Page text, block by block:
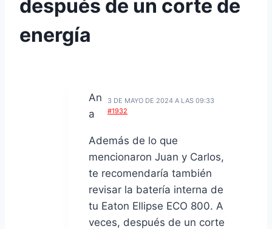
después de un corte de
energía
An
a
3 DE MAYO DE 2024 A LAS 09:33
#1932
Además de lo que
mencionaron Juan y Carlos,
te recomendaría también
revisar la batería interna de
tu Eaton Ellipse ECO 800. A
veces, después de un corte